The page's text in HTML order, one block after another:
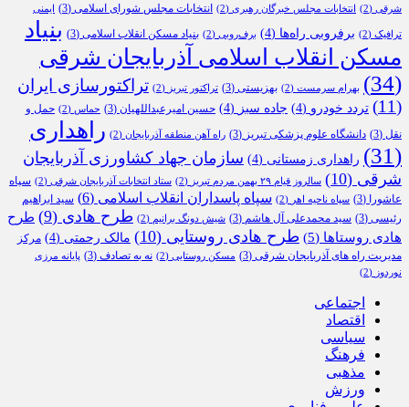
شرقی (2) انتخابات مجلس خبرگان رهبری (2) انتخابات مجلس شورای اسلامی (3) ایمنی
ترافیک (2) برفروبی راه‌ها (4) برف‌روبی (2) بنیاد مسکن انقلاب اسلامی (3)
بنیاد
مسکن انقلاب اسلامی آذربایجان شرقی
(34)
بهرام سرمست (2) بهزیستی (3) تراکتور تبریز (2)
تراکتورسازی ایران
(11)
تردد خودرو (4) جاده سبز (4) حسین امیرعبداللهیان (3) حماس (2)
حمل و
نقل (3) دانشگاه علوم پزشکی تبریز (3) راه آهن منطقه آذربایجان (2)
راهداری
(31)
راهداری زمستانی (4)
سازمان جهاد کشاورزی آذربایجان
شرقی (10) سالروز قیام ۲۹ بهمن مردم تبریز (2) ستاد انتخابات آذربایجان شرقی (2)
سپاه
عاشورا
(3) سپاه ناحیه اهر (2) سپاه پاسداران انقلاب اسلامی (6)
سید ابراهیم
رئیسی (3) سید محمدعلی آل هاشم (3) شیش دونگ برانیم (2) طرح هادی (9)
طرح
هادی روستاها (5) طرح هادی روستایی (10) مالک رحمتی (4)
مرکز
مدیریت راه های آذربایجان شرقی (3) مسکن روستایی (2) نه به تصادف (3)
پایانه مرزی
نوردوز (2)
اجتماعی
اقتصاد
سیاسی
فرهنگ
مذهبی
ورزش